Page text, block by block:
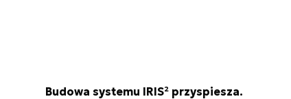
Budowa systemu IRIS² przyspiesza.